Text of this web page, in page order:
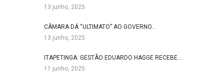
13 junho, 2025
CÂMARA DÁ “ULTIMATO” AO GOVERNO…
13 junho, 2025
ITAPETINGA: GESTÃO EDUARDO HAGGE RECEBE…
11 junho, 2025